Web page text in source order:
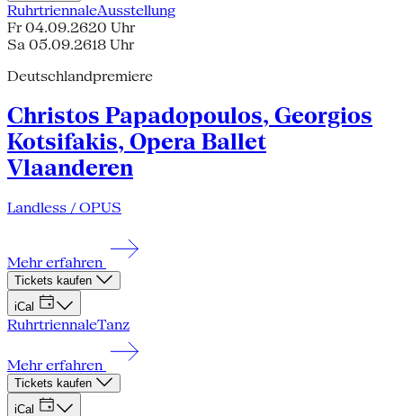
RuhrtriennaleAusstellung
Fr 04.09.2620 Uhr
Sa 05.09.2618 Uhr
Deutschlandpremiere
Christos Papadopoulos, Georgios
Kotsifakis, Opera Ballet
Vlaanderen
Landless / OPUS
Mehr erfahren
Tickets kaufen
iCal
RuhrtriennaleTanz
Mehr erfahren
Tickets kaufen
iCal